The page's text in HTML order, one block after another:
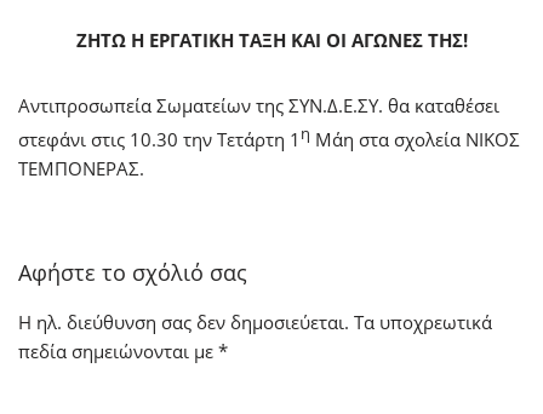
ΖΗΤΩ Η ΕΡΓΑΤΙΚΗ ΤΑΞΗ ΚΑΙ ΟΙ ΑΓΩΝΕΣ ΤΗΣ!
Αντιπροσωπεία Σωματείων της ΣΥΝ.Δ.Ε.ΣΥ. θα καταθέσει
στεφάνι στις 10.30 την Τετάρτη 1 η Μάη στα σχολεία ΝΙΚΟΣ
ΤΕΜΠΟΝΕΡΑΣ.
Αφήστε το σχόλιό σας
Η ηλ. διεύθυνση σας δεν δημοσιεύεται. Τα υποχρεωτικά
πεδία σημειώνονται με *